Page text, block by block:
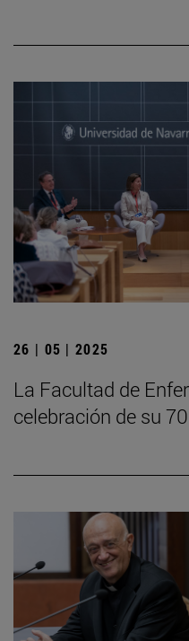
26 | 05 | 2025
La Facultad de
celebración de su